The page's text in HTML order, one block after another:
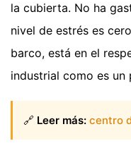
la cubierta. No ha
nivel de estrés es
barco, está en el
industrial como es un
🔗 Leer más: centro